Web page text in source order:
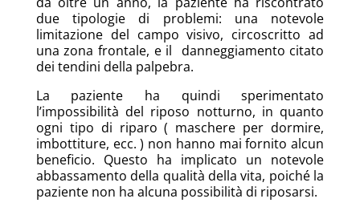
due tipologie di problemi: una notevole
limitazione del campo visivo, circoscritto ad
una zona frontale, e il danneggiamento citato
dei tendini della palpebra.
La paziente ha quindi sperimentato
l’impossibilità del riposo notturno, in quanto
ogni tipo di riparo ( maschere per dormire,
imbottiture, ecc. ) non hanno mai fornito alcun
beneficio. Questo ha implicato un notevole
abbassamento della qualità della vita, poiché la
paziente non ha alcuna possibilità di riposarsi.